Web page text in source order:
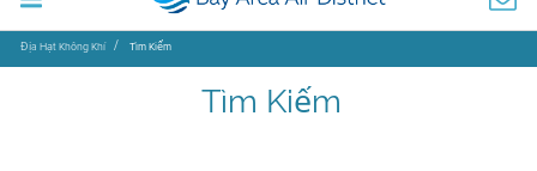
Địa Hạt Không Khí Tìm Kiếm
Tìm Kiếm